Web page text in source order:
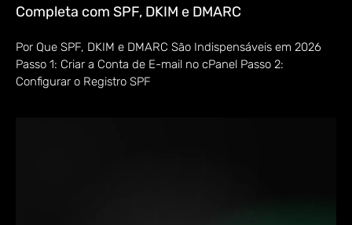
Completa com SPF, DKIM e DMARC
Por Que SPF, DKIM e DMARC São Indispensáveis em 2026
Passo 1: Criar a Conta de E-mail no cPanel Passo 2:
Configurar o Registro SPF